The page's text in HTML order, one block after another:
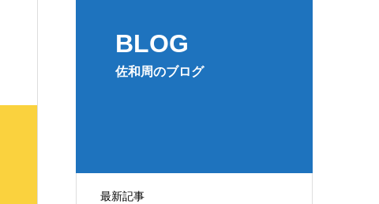
BLOG
佐和周のブログ
最新記事